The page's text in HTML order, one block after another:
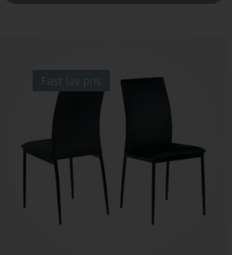
Fast lav pris